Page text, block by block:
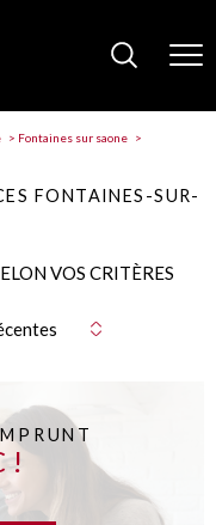
Fontaines sur saone
FONTAINES-SUR-
VOS CRITÈRES
!